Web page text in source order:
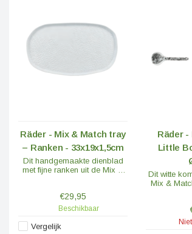
Räder - Mix & Match tray
– Ranken - 33x19x1,5cm
Dit handgemaakte dienblad
met fijne ranken uit de Mix &
€29,95
Beschikbaar
Vergelijk
Räder -
Little
Dit witte
Mix &